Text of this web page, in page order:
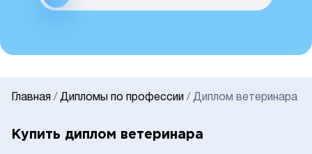
Главная / Дипломы по профессии / Диплом ветеринара
Купить диплом ветеринара